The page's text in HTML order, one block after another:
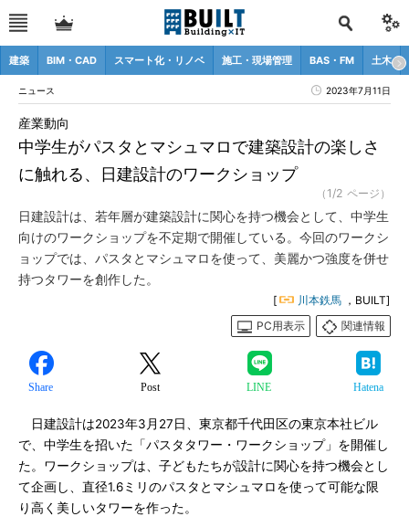
建築 BIM・CAD スマート化・リノベ 施工・現場管理 BAS・FM 土木
ニュース 2023年7月11日
中学生がパスタとマシュマロで建築設計の楽しさ
に触れる、日建設計のワークショップ
産業動向
（1/2 ページ）
日建設計は、若年層が建築設計に関心を持つ機会として、中学生
向けのワークショップを不定期で開催している。今回のワークシ
ョップでは、パスタとマシュマロを使って、美麗かつ強度を併せ
持つタワーを創作した。
[ 川本鉄馬 ，BUILT]
PC用表示
関連情報
Share Post LINE Hatena
日建設計は2023年3月27日、東京都千代田区の東京本社ビル
で、中学生を招いた「パスタタワー・ワークショップ」を開催し
た。ワークショップは、子どもたちが設計に関心を持つ機会とし
て企画し、直径1.6ミリのパスタとマシュマロを使って可能な限
り高く美しいタワーを作った。